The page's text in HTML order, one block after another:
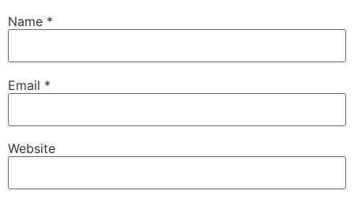
Name *
Email *
Website